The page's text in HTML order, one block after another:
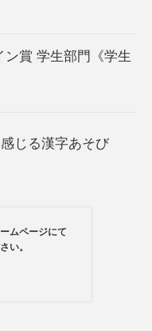
ン賞 学生部門《学生
じる漢字あそび
ムページにて
い。